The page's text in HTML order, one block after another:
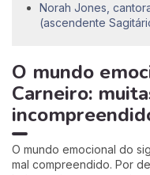
Norah Jones,
(ascendente
O mundo
Carneiro:
O mundo emocional do
mal compreendido. Por